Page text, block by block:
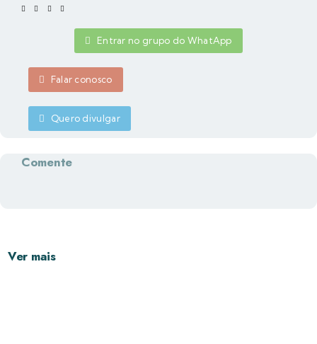
Entrar no grupo do WhatApp
Falar conosco
Quero divulgar
Comente
Ver mais